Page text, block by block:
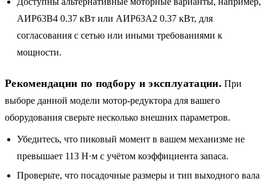
АИР63B4 0.37 кВт или АИР63A2 0.37 кВт, для
согласования с сетью или иными требованиями к
мощности.
Рекомендации по подбору и эксплуатации. При
выборе данной модели мотор-редуктора для вашего
оборудования сверьте несколько внешних параметров.
Убедитесь, что пиковый момент в вашем механизме не
превышает 113 Н·м с учётом коэффициента запаса.
Проверьте, что посадочные размеры и тип выходного вала